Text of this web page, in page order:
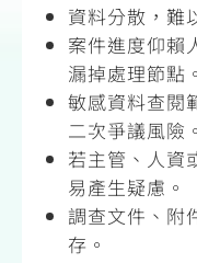
資料分散，難
案件進度仰賴
漏掉處理節點。
敏感資料查閱
二次爭議風險。
若主管、人資
易產生疑慮。
調查文件、附
存。